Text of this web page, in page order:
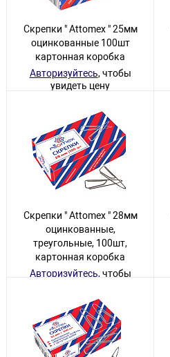
Скрепки " Attomex " 25мм
оцинкованные 100шт
картонная коробка
Авторизуйтесь, чтобы
увидеть цену
Скрепки " Attomex " 28мм
оцинкованные,
треугольные, 100шт,
картонная коробка
Авторизуйтесь, чтобы
6 товаров